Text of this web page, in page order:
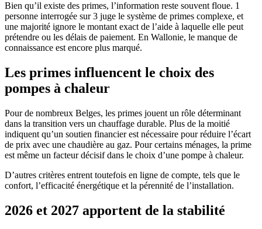
Bien qu’il existe des primes, l’information reste souvent floue. 1
personne interrogée sur 3 juge le système de primes complexe, et
une majorité ignore le montant exact de l’aide à laquelle elle peut
prétendre ou les délais de paiement. En Wallonie, le manque de
connaissance est encore plus marqué.
Les primes influencent le choix des
pompes à chaleur
Pour de nombreux Belges, les primes jouent un rôle déterminant
dans la transition vers un chauffage durable. Plus de la moitié
indiquent qu’un soutien financier est nécessaire pour réduire l’écart
de prix avec une chaudière au gaz. Pour certains ménages, la prime
est même un facteur décisif dans le choix d’une pompe à chaleur.
D’autres critères entrent toutefois en ligne de compte, tels que le
confort, l’efficacité énergétique et la pérennité de l’installation.
2026 et 2027 apportent de la stabilité